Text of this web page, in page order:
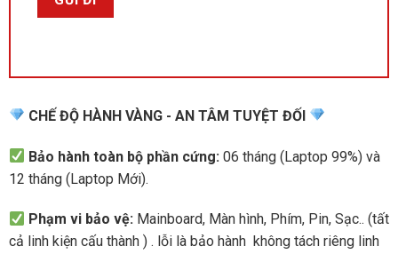
CHẾ ĐỘ HÀNH VÀNG - AN TÂM TUYỆT ĐỐI
Bảo hành toàn bộ phần cứng: 06 tháng (Laptop 99%) và
12 tháng (Laptop Mới).
Phạm vi bảo vệ: Mainboard, Màn hình, Phím, Pin, Sạc.. (tất
cả linh kiện cấu thành ) . lỗi là bảo hành không tách riêng linh